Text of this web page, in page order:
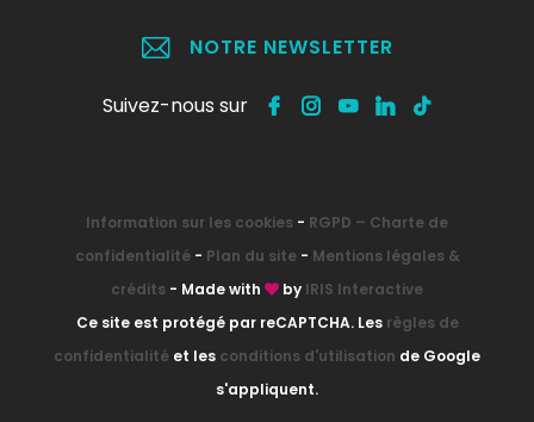
NOTRE NEWSLETTER
Suivez-nous sur
Information sur les cookies - RGPD – Charte de
confidentialité- Plan du site- Mentions légales &
crédits - Made with by IRIS Interactive
Ce site est protégé par reCAPTCHA. Les règles de
confidentialité et les conditions d'utilisation de Google
s'appliquent.